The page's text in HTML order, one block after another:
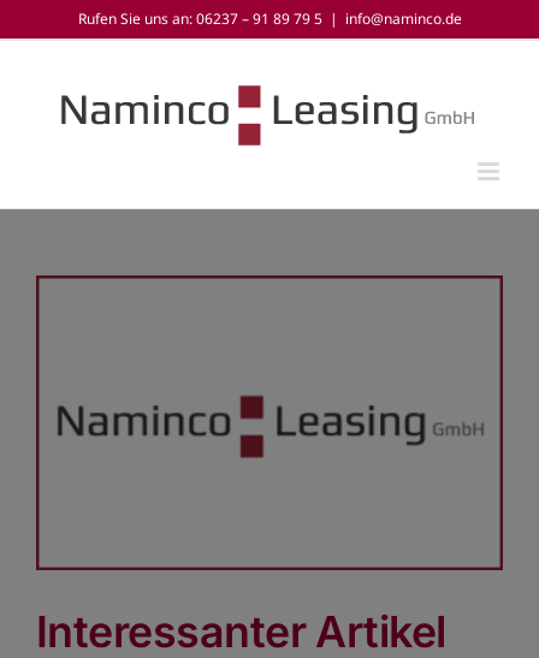
Inhalt
Rufen Sie uns an: 06237 – 91 89 79 5 | info@naminco.de
Interessanter Artikel